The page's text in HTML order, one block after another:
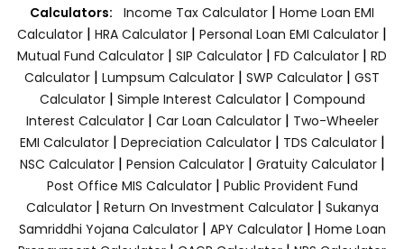
Calculators: Income Tax Calculator | Home Loan EMI
Calculator | HRA Calculator | Personal Loan EMI Calculator |
Mutual Fund Calculator | SIP Calculator | FD Calculator | RD
Calculator | Lumpsum Calculator | SWP Calculator | GST
Calculator| Simple Interest Calculator| Compound
Interest Calculator| Car Loan Calculator| Two-Wheeler
EMI Calculator| Depreciation Calculator| TDS Calculator|
NSC Calculator| Pension Calculator| Gratuity Calculator|
Post Office MIS Calculator| Public Provident Fund
Calculator| Return On Investment Calculator| Sukanya
Samriddhi Yojana Calculator| APY Calculator| Home Loan